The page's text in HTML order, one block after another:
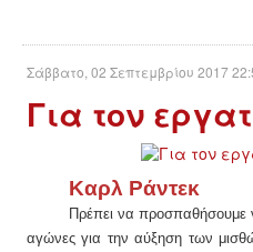
Σάββατο, 02 Σεπτεμβρίου 2017
Για τον
Καρλ Ράντεκ
Πρέπει να προσπαθήσουμε
αγώνες για την αύξηση των